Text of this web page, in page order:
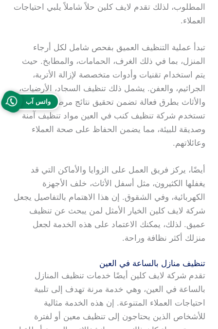
المطلوب، لذلك تقدم لايف كلين حلاً شاملاً يلبي احتياجات
العملاء.
تبدأ عملية التنظيف العميق بفحص شامل لكل أرجاء
المنزل، بما في ذلك الغرف، الحمامات، والمطابخ. حيث
يتم استخدام تقنيات وأدوات متخصصة لإزالة الأتربة،
الجراثيم، والعفن. يشمل ذلك تنظيف السجاد، الأرضيات،
والأثاث بطرق فعالة تضمن تحقيق نتائج مرضية. كما
تستخدم شركة تنظيف كنب في العين مواد تنظيف آمنة
وصديقة للبيئة، مما يضمن الحفاظ على صحة العملاء
وعائلاتهم.
أيضًا، يركز فريق العمل على الزوايا والأماكن التي قد
يغفلها الكثيرون، مثل أسفل الأثاث، خلف الأجهزة
الكهربائية، وفي الشقوق. إن هذا الاهتمام بالتفاصيل يجعل
شركة لايف كلين الخيار الأمثل لمن يبحث عن تنظيف
عميق. لذلك، يمكنك الاعتماد على هذه الخدمة لجعل
منزلك أكثر نظافة وراحة.
تنظيف منازل بالساعة في العين
تقدم شركة لايف كلين أيضًا خدمات تنظيف المنازل
بالساعة في العين، وهي خدمة مرنة تهدف إلى تلبية
احتياجات العملاء المتنوعة. إن هذه الخدمة مثالية
للأشخاص الذين يحتاجون إلى تنظيف معين أو لفترة
واتس آب